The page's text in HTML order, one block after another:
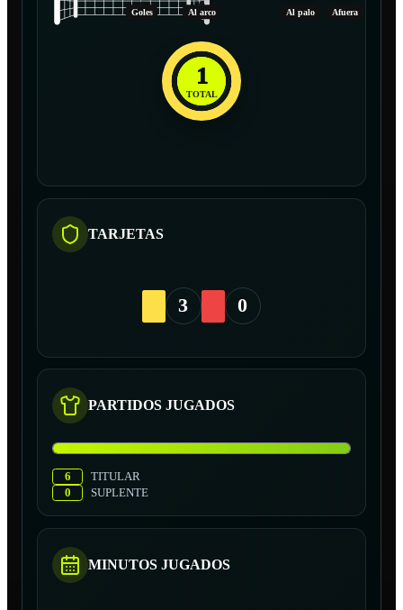
Goles Al arco Al palo Afuera
1
TOTAL
TARJETAS
3 0
PARTIDOS JUGADOS
6
TITULAR
0
SUPLENTE
MINUTOS JUGADOS